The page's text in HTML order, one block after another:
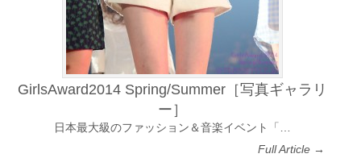
GirlsAward2014 Spring/Summer［写真ギャラリ
ー］
日本最大級のファッション＆音楽イベント「…
Full Article →